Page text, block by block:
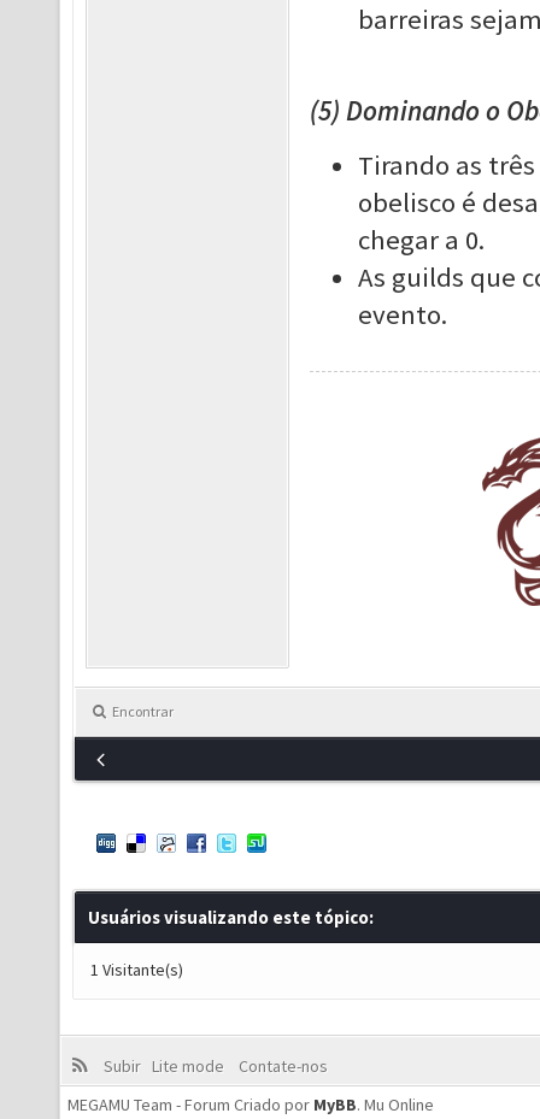
barreiras
(5) Dominando o
Tirando as
obelisco é
chegar a 0.
As guilds que
evento.
Encontrar
Usuários visualizando este tópico:
1 Visitante(s)
Subir Lite mode
Contate-nos
MEGAMU Team - Forum Criado por MyBB. Mu Online